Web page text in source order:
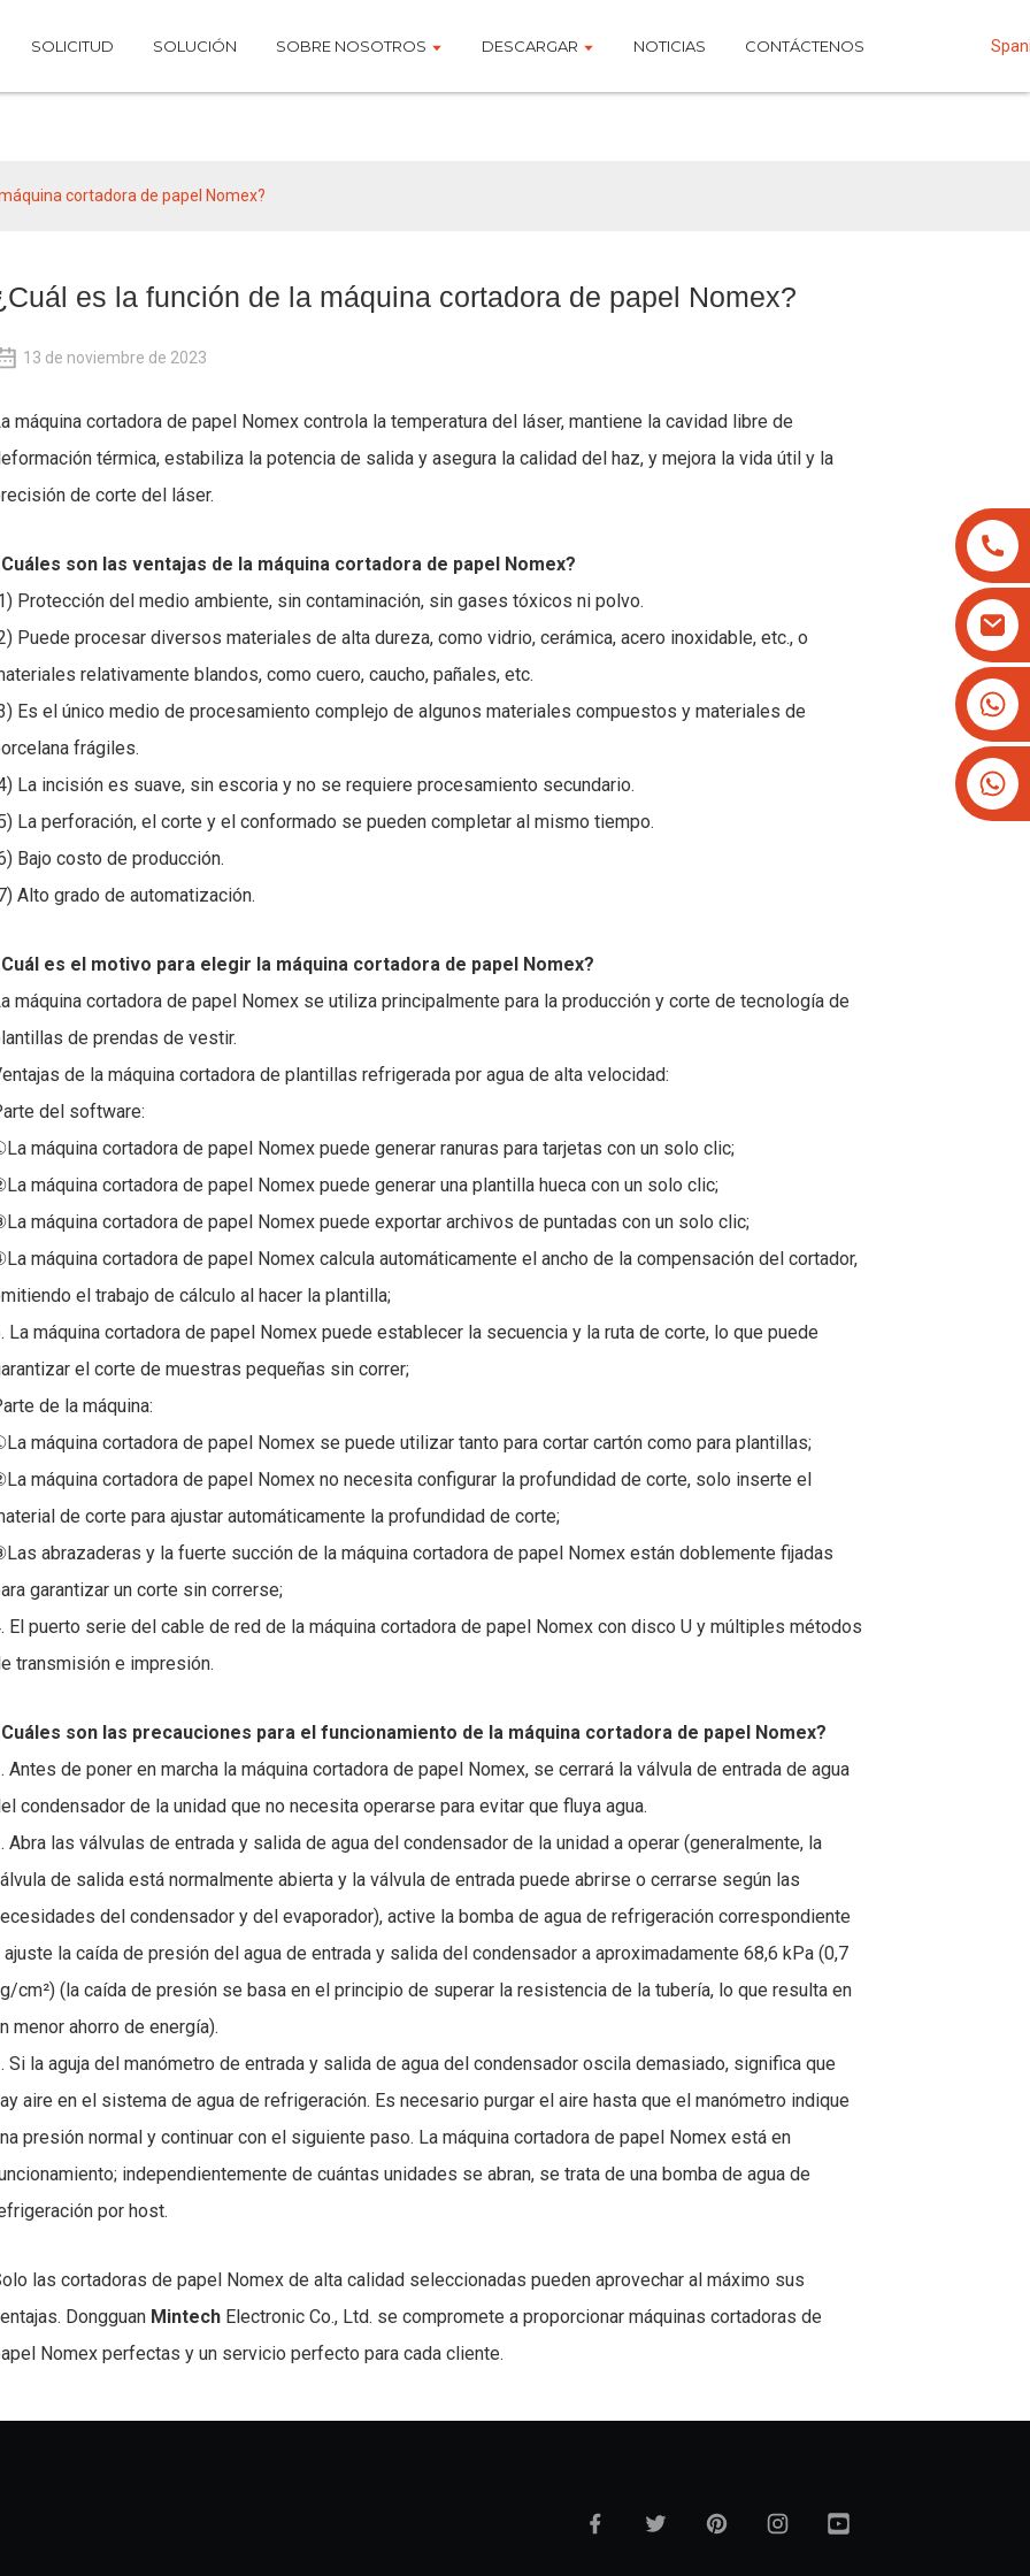
SOLICITUD SOLUCIÓN SOBRE NOSOTROS DESCARGAR NOTICIAS CONTÁCTENOS
Noticias
cortadora de papel Nomex?
es la función de la máquina cortadora de papel Nomex?
13 de noviembre de 2023
máquina cortadora de papel Nomex controla la temperatura del láser, mantiene la cavidad libre de
térmica, estabiliza la potencia de salida y asegura la calidad del haz, y mejora la vida útil y la
de corte del láser.
son las ventajas de la máquina cortadora de papel Nomex?
Protección del medio ambiente, sin contaminación, sin gases tóxicos ni polvo.
Puede procesar diversos materiales de alta dureza, como vidrio, cerámica, acero inoxidable, etc., o
relativamente blandos, como cuero, caucho, pañales, etc.
Es el único medio de procesamiento complejo de algunos materiales compuestos y materiales de
frágiles.
La incisión es suave, sin escoria y no se requiere procesamiento secundario.
La perforación, el corte y el conformado se pueden completar al mismo tiempo.
Bajo costo de producción.
Alto grado de automatización.
es el motivo para elegir la máquina cortadora de papel Nomex?
máquina cortadora de papel Nomex se utiliza principalmente para la producción y corte de tecnología de
de prendas de vestir.
de la máquina cortadora de plantillas refrigerada por agua de alta velocidad:
del software:
máquina cortadora de papel Nomex puede generar ranuras para tarjetas con un solo clic;
máquina cortadora de papel Nomex puede generar una plantilla hueca con un solo clic;
máquina cortadora de papel Nomex puede exportar archivos de puntadas con un solo clic;
máquina cortadora de papel Nomex calcula automáticamente el ancho de la compensación del cortador,
el trabajo de cálculo al hacer la plantilla;
La máquina cortadora de papel Nomex puede establecer la secuencia y la ruta de corte, lo que puede
el corte de muestras pequeñas sin correr;
de la máquina:
máquina cortadora de papel Nomex se puede utilizar tanto para cortar cartón como para plantillas;
máquina cortadora de papel Nomex no necesita configurar la profundidad de corte, solo inserte el
de corte para ajustar automáticamente la profundidad de corte;
abrazaderas y la fuerte succión de la máquina cortadora de papel Nomex están doblemente fijadas
garantizar un corte sin correrse;
El puerto serie del cable de red de la máquina cortadora de papel Nomex con disco U y múltiples métodos
transmisión e impresión.
son las precauciones para el funcionamiento de la máquina cortadora de papel Nomex?
Antes de poner en marcha la máquina cortadora de papel Nomex, se cerrará la válvula de entrada de agua
condensador de la unidad que no necesita operarse para evitar que fluya agua.
Abra las válvulas de entrada y salida de agua del condensador de la unidad a operar (generalmente, la
de salida está normalmente abierta y la válvula de entrada puede abrirse o cerrarse según las
del condensador y del evaporador), active la bomba de agua de refrigeración correspondiente
ajuste la caída de presión del agua de entrada y salida del condensador a aproximadamente 68,6 kPa (0,7
cm²) (la caída de presión se basa en el principio de superar la resistencia de la tubería, lo que resulta en
menor ahorro de energía).
Si la aguja del manómetro de entrada y salida de agua del condensador oscila demasiado, significa que
aire en el sistema de agua de refrigeración. Es necesario purgar el aire hasta que el manómetro indique
presión normal y continuar con el siguiente paso. La máquina cortadora de papel Nomex está en
independientemente de cuántas unidades se abran, se trata de una bomba de agua de
por host.
las cortadoras de papel Nomex de alta calidad seleccionadas pueden aprovechar al máximo sus
Dongguan Mintech Electronic Co., Ltd. se compromete a proporcionar máquinas cortadoras de
Nomex perfectas y un servicio perfecto para cada cliente.